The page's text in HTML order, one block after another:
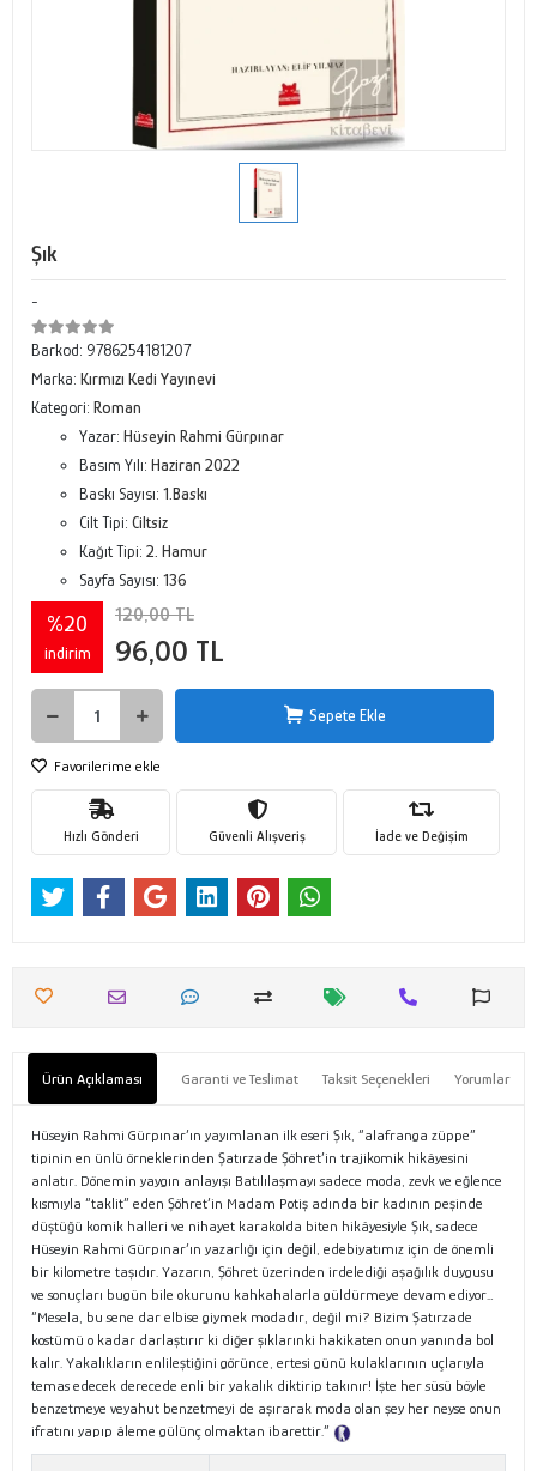
Şık
-
Barkod: 9786254181207
Marka: Kırmızı Kedi Yayınevi
Kategori: Roman
Yazar: Hüseyin Rahmi Gürpınar
Basım Yılı: Haziran 2022
Baskı Sayısı: 1.Baskı
Cilt Tipi: Ciltsiz
Kağıt Tipi: 2. Hamur
Sayfa Sayısı: 136
%20
indirim
120,00 TL
96,00 TL
Sepete Ekle
Favorilerime ekle
Hızlı Gönderi Güvenli Alışveriş İade ve Değişim
Ürün Açıklaması Garanti ve Teslimat Taksit Seçenekleri Yorumlar
Hüseyin Rahmi Gürpınar’ın yayımlanan ilk eseri Şık, “alafranga züppe”
tipinin en ünlü örneklerinden Şatırzade Şöhret’in trajikomik hikâyesini
anlatır. Dönemin yaygın anlayışı Batılılaşmayı sadece moda, zevk ve eğlence
kısmıyla “taklit” eden Şöhret’in Madam Potiş adında bir kadının peşinde
düştüğü komik halleri ve nihayet karakolda biten hikâyesiyle Şık, sadece
Hüseyin Rahmi Gürpınar’ın yazarlığı için değil, edebiyatımız için de önemli
bir kilometre taşıdır. Yazarın, Şöhret üzerinden irdelediği aşağılık duygusu
ve sonuçları bugün bile okurunu kahkahalarla güldürmeye devam ediyor…
“Mesela, bu sene dar elbise giymek modadır, değil mi? Bizim Şatırzade
kostümü o kadar darlaştırır ki diğer şıklarınki hakikaten onun yanında bol
kalır. Yakalıkların enlileştiğini görünce, ertesi günü kulaklarının uçlarıyla
temas edecek derecede enli bir yakalık diktirip takınır! İşte her süsü böyle
benzetmeye veyahut benzetmeyi de aşırarak moda olan şey her neyse onun
ifratını yapıp âleme gülünç olmaktan ibarettir.”